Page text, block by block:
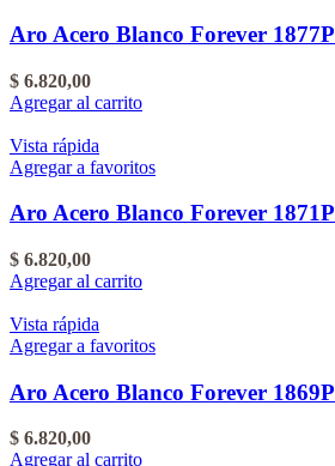
Aro Acero Blanco Forever 1877P
$ 6.820,00
Agregar al carrito
Vista rápida
Agregar a favoritos
Aro Acero Blanco Forever 1871P
$ 6.820,00
Agregar al carrito
Vista rápida
Agregar a favoritos
Aro Acero Blanco Forever 1869P
$ 6.820,00
Agregar al carrito